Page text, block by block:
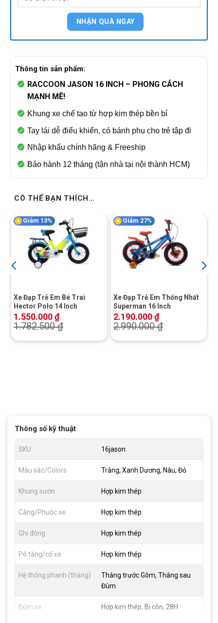
Thông tin sản phẩm:
RACCOON JASON 16 INCH – PHONG CÁCH
MẠNH MẼ!
Khung xe chế tạo từ hợp kim thép bền bỉ
Tay lái dễ điểu khiển, có bánh phụ cho trẻ tập đi
Nhập khẩu chính hãng & Freeship
Bảo hành 12 tháng (tận nhà tại nội thành HCM)
CÓ THỂ BẠN THÍCH…
Giảm 13%
Xe Đạp Trẻ Em Bé Trai
Hector Polo 14 Inch
1.550.000₫
1.782.500₫
Giảm 27%
Xe Đạp Trẻ Em Thống Nhất
Superman 16 Inch
2.190.000₫
2.990.000₫
Thông số kỹ thuật
SKU 16jason
Màu sắc/Colors Trắng, Xanh Dương, Nâu, Đỏ
Khung sườn Hợp kim thép
Càng/Phuộc xe Hợp kim thép
Ghi đông Hợp kim thép
Pô tăng/cổ xe Hợp kim thép
Hệ thống phanh (thắng)
Thắng trước Gôm, Thắng sau
Đùm
Đùm xe Hợp kim thép, Bi côn, 28H